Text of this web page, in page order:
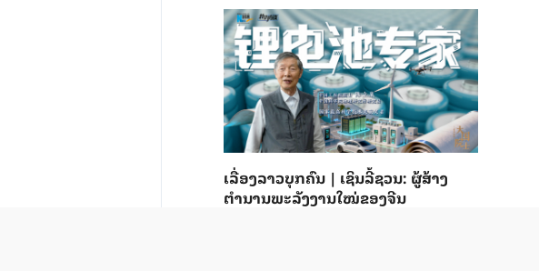
ເລື່ອງລາວບຸກຄົນ | ເຊິນລີ້ຊວນ: ຜູ້ສ້າງ
ຕຳນານພະລັງງານໃໝ່ຂອງຈີນ